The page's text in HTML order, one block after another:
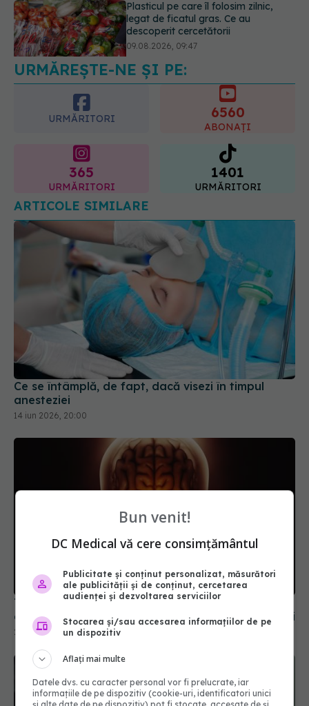
Mai trebuie să numărăm caloriile ca
să slăbim? Ce se schimbă în era
medicamentelor GLP-1
09.08.2026, 12:00
URMĂREȘTE-NE ȘI PE:
URMĂRITORI 6560
ABONAȚI
365
URMĂRITORI
1401
URMĂRITORI
ARTICOLE SIMILARE
Ce se întâmplă, de fapt, dacă visezi în timpul
anesteziei
14 iun 2026, 20:00
Te simți furios sau te enervezi repede? Tehnica
de 5 minute care te calmează înainte să explodezi
24 apr 2025, 14:15
Bun venit!
DC Medical vă cere consimțământul
Publicitate și conținut personalizat, măsurători
ale publicității și de conținut, cercetarea
audienței și dezvoltarea serviciilor
Stocarea și/sau accesarea informațiilor de pe
un dispozitiv
Aflați mai multe
Datele dvs. cu caracter personal vor fi prelucrate, iar
informațiile de pe dispozitiv (cookie-uri, identificatori unici